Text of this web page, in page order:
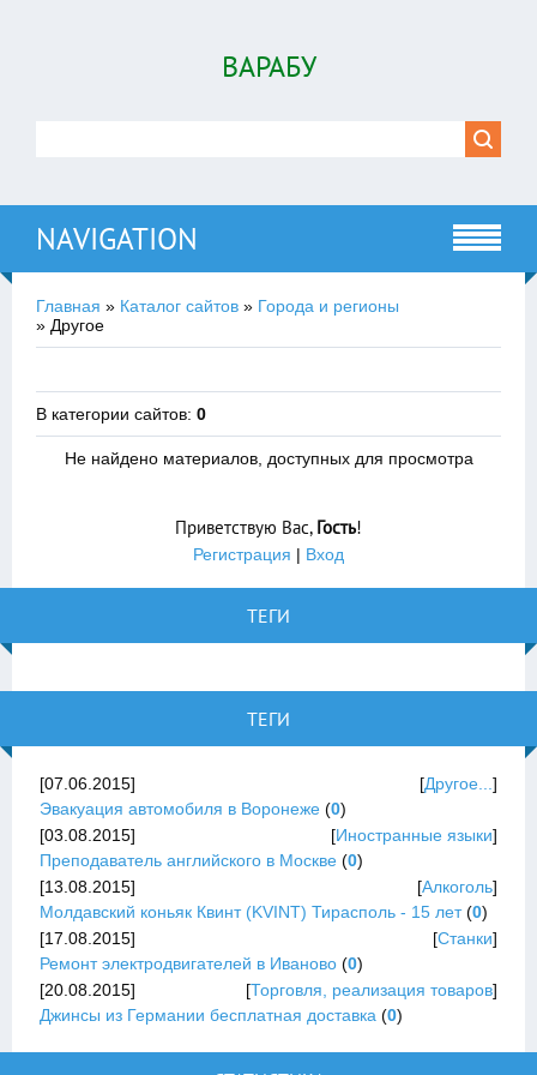
ВАРАБУ
NAVIGATION
Главная » Каталог сайтов » Города и регионы
» Другое
В категории сайтов: 0
Не найдено материалов, доступных для просмотра
Приветствую Вас, Гость!
Регистрация | Вход
ТЕГИ
ТЕГИ
[07.06.2015] [Другое... ]
Эвакуация автомобиля в Воронеже (0)
[03.08.2015]
[Иностранные языки]
Преподаватель английского в Москве (0)
[13.08.2015]
[Алкоголь]
Молдавский коньяк Квинт (KVINT) Тирасполь - 15 лет (0)
[17.08.2015]
[Станки]
Ремонт электродвигателей в Иваново (0)
[20.08.2015]
[Торговля, реализация товаров]
Джинсы из Германии бесплатная доставка (0)